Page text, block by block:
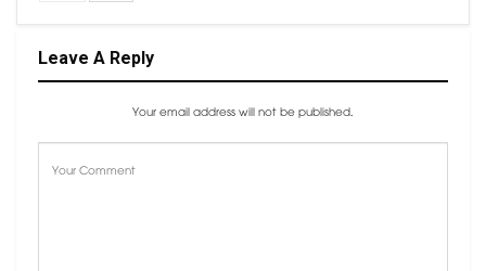
Leave A Reply
Your email address will not be published.